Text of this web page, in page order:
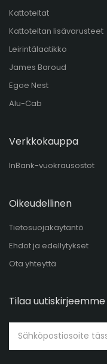
Kattoteltat
Kattoteltan lisävarusteet
Leirintälaatikko
James Baroud
Egoe Nest
Alu-Cab
Verkkokauppa
InBank-vuokrausostot
Oikeudellinen
Tietosuojakäytäntö
Ehdot ja edellytykset
Ota yhteyttä
Tilaa uutiskirjeemme